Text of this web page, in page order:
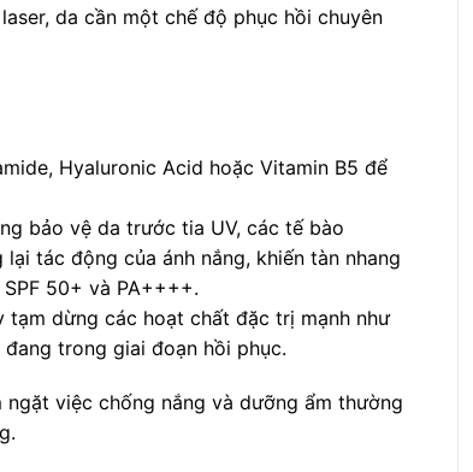
da cần một chế độ phục hồi chuyên
Hyaluronic Acid hoặc Vitamin B5 để
bảo vệ da trước tia UV, các tế bào
tác động của ánh nắng, khiến tàn nhang
50+ và PA++++.
tạm dừng các hoạt chất đặc trị mạnh như
trong giai đoạn hồi phục.
việc chống nắng và dưỡng ẩm thường